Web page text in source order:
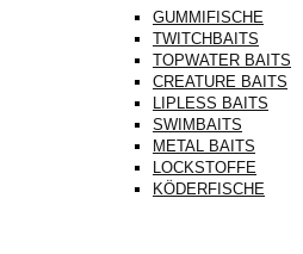
GUMMIFISCHE
TWITCHBAITS
TOPWATER BAITS
CREATURE BAITS
LIPLESS BAITS
SWIMBAITS
METAL BAITS
LOCKSTOFFE
KÖDERFISCHE